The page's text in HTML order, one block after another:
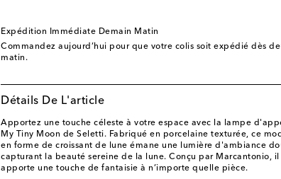
Expédition Immédiate Demain Matin
Commandez aujourd’hui pour que votre colis soit expédié dès
matin.
Détails De L'article
Apportez une touche céleste à votre espace avec la lampe
My Tiny Moon de Seletti. Fabriqué en porcelaine texturée, ce
en forme de croissant de lune émane une lumière d'ambiance
capturant la beauté sereine de la lune. Conçu par Marcantonio, il
apporte une touche de fantaisie à n’importe quelle pièce.